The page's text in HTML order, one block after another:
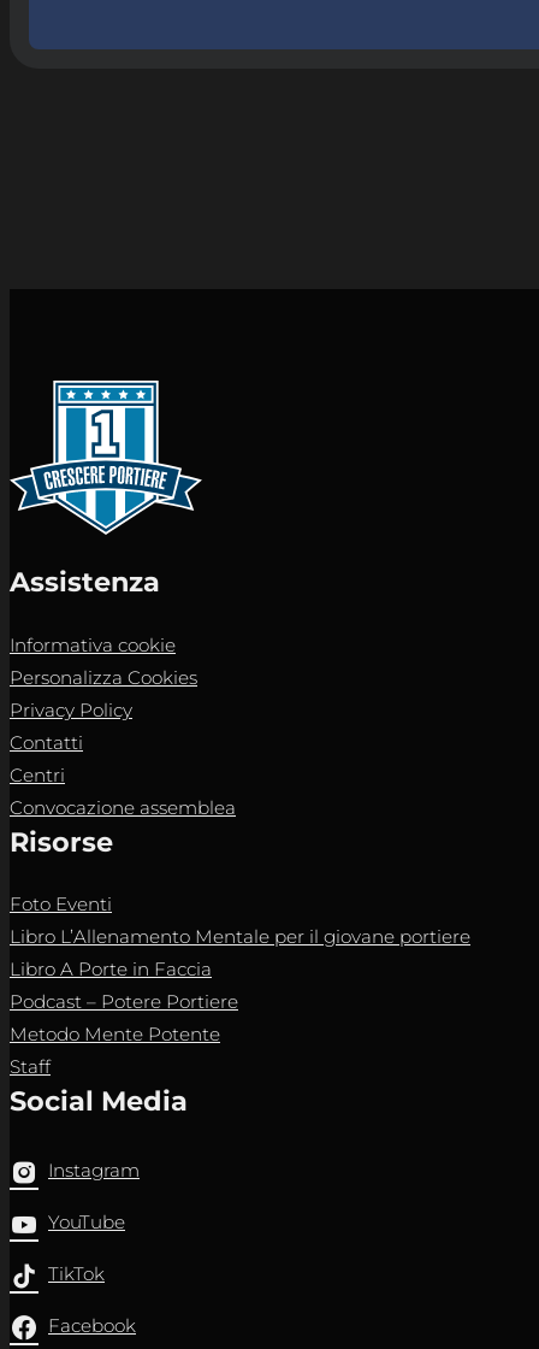
Assistenza
Informativa cookie
Personalizza Cookies
Privacy Policy
Contatti
Centri
Convocazione assemblea
Risorse
Foto Eventi
Libro L’Allenamento Mentale per il giovane portiere
Libro A Porte in Faccia
Podcast – Potere Portiere
Metodo Mente Potente
Staff
Social Media
Instagram
YouTube
TikTok
Facebook